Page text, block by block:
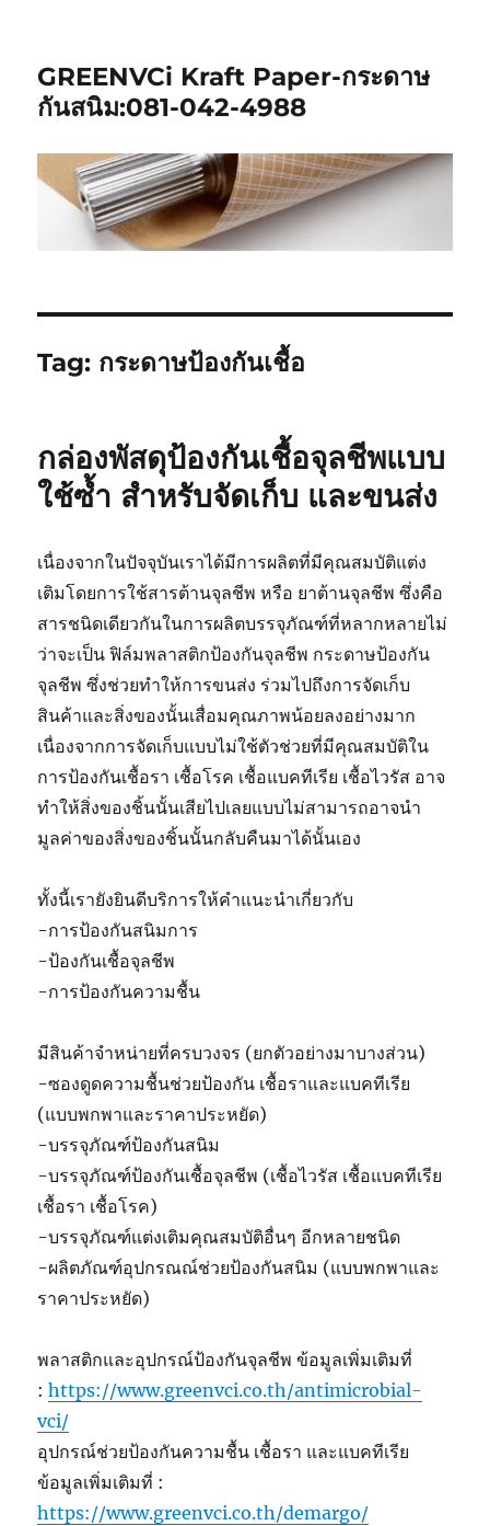
GREENVCi Kraft Paper-กระดาษ
กันสนิม:081-042-4988
Tag: กระดาษป้องกันเชื้อ
กล่องพัสดุป้องกันเชื้อจุลชีพแบบ
ใช้ซ้ำ สำหรับจัดเก็บ และขนส่ง
เนื่องจากในปัจจุบันเราได้มีการผลิตที่มีคุณสมบัติแต่ง
เติมโดยการใช้สารต้านจุลชีพ หรือ ยาต้านจุลชีพ ซึ่งคือ
สารชนิดเดียวกันในการผลิตบรรจุภัณฑ์ที่หลากหลายไม่
ว่าจะเป็น ฟิล์มพลาสติกป้องกันจุลชีพ กระดาษป้องกัน
จุลชีพ ซึ่งช่วยทำให้การขนส่ง ร่วมไปถึงการจัดเก็บ
สินค้าและสิ่งของนั้นเสื่อมคุณภาพน้อยลงอย่างมาก
เนื่องจากการจัดเก็บแบบไม่ใช้ตัวช่วยที่มีคุณสมบัติใน
การป้องกันเชื้อรา เชื้อโรค เชื้อแบคทีเรีย เชื้อไวรัส อาจ
ทำให้สิ่งของชิ้นนั้นเสียไปเลยแบบไม่สามารถอาจนำ
มูลค่าของสิ่งของชิ้นนั้นกลับคืนมาได้นั้นเอง
ทั้งนี้เรายังยินดีบริการให้คำแนะนำเกี่ยวกับ
-การป้องกันสนิมการ
-ป้องกันเชื้อจุลชีพ
-การป้องกันความชื้น
มีสินค้าจำหน่ายที่ครบวงจร (ยกตัวอย่างมาบางส่วน)
-ซองดูดความชื้นช่วยป้องกัน เชื้อราและแบคทีเรีย
(แบบพกพาและราคาประหยัด)
-บรรจุภัณฑ์ป้องกันสนิม
-บรรจุภัณฑ์ป้องกันเชื้อจุลชีพ (เชื้อไวรัส เชื้อแบคทีเรีย
เชื้อรา เชื้อโรค)
-บรรจุภัณฑ์แต่งเติมคุณสมบัติอื่นๆ อีกหลายชนิด
-ผลิตภัณฑ์อุปกรณณ์ช่วยป้องกันสนิม (แบบพกพาและ
ราคาประหยัด)
พลาสติกและอุปกรณ์ป้องกันจุลชีพ ข้อมูลเพิ่มเติมที่
:https://www.greenvci.co.th/antimicrobial-
vci/
อุปกรณ์ช่วยป้องกันความชื้น เชื้อรา และแบคทีเรีย
ข้อมูลเพิ่มเติมที่ :
https://www.greenvci.co.th/demargo/